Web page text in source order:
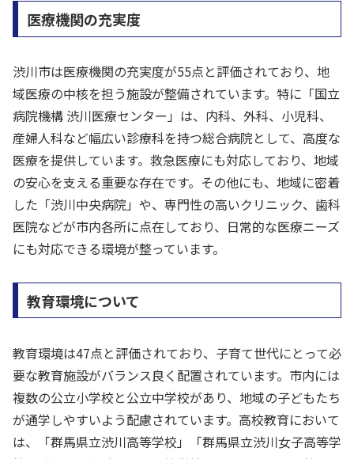
医療機関の充実度
渋川市は医療機関の充実度が55点と評価されており、地
域医療の中核を担う施設が整備されています。特に「国立
病院機構 渋川医療センター」は、内科、外科、小児科、
産婦人科など幅広い診療科を持つ総合病院として、高度な
医療を提供しています。救急医療にも対応しており、地域
の安心を支える重要な存在です。その他にも、地域に密着
した「渋川中央病院」や、専門性の高いクリニック、歯科
医院などが市内各所に点在しており、日常的な医療ニーズ
にも対応できる環境が整っています。
教育環境について
教育環境は47点と評価されており、子育て世代にとって必
要な教育施設がバランス良く配置されています。市内には
複数の公立小学校と公立中学校があり、地域の子どもたち
が通学しやすいよう配慮されています。高校教育において
は、「群馬県立渋川高等学校」「群馬県立渋川女子高等学